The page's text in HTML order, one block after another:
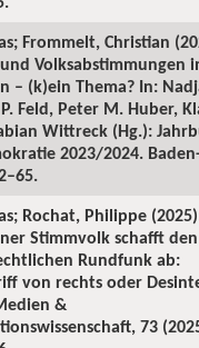
Frommelt, Christian
Volksabstimmungen
– (k)ein Thema? In:
Feld, Peter M. Huber,
Wittreck (Hg.):
2023/2024.
Rochat, Philippe
Stimmvolk schafft den
Rundfunk ab:
von rechts oder
&
73